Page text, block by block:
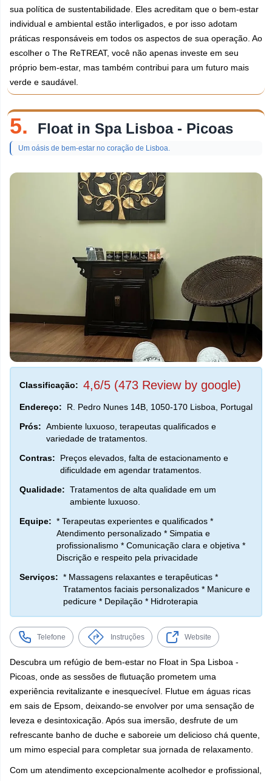
sua política de sustentabilidade. Eles acreditam que o bem-estar
individual e ambiental estão interligados, e por isso adotam
práticas responsáveis em todos os aspectos de sua operação. Ao
escolher o The ReTREAT, você não apenas investe em seu
próprio bem-estar, mas também contribui para um futuro mais
verde e saudável.
5. Float in Spa Lisboa - Picoas
Um oásis de bem-estar no coração de Lisboa.
Classificação: 4,6/5 (473 Review by google)
Endereço:
R. Pedro Nunes 14B, 1050-170 Lisboa, Portugal
Prós: Ambiente luxuoso, terapeutas qualificados e
variedade de tratamentos.
Contras:
Preços elevados, falta de estacionamento e
dificuldade em agendar tratamentos.
Qualidade: Tratamentos de alta qualidade em um
ambiente luxuoso.
Equipe: * Terapeutas experientes e qualificados *
Atendimento personalizado * Simpatia e
profissionalismo * Comunicação clara e objetiva *
Discrição e respeito pela privacidade
Serviços: * Massagens relaxantes e terapêuticas *
Tratamentos faciais personalizados * Manicure e
pedicure * Depilação * Hidroterapia
Telefone Instruções Website
Descubra um refúgio de bem-estar no Float in Spa Lisboa -
Picoas, onde as sessões de flutuação prometem uma
experiência revitalizante e inesquecível. Flutue em águas ricas
em sais de Epsom, deixando-se envolver por uma sensação de
leveza e desintoxicação. Após sua imersão, desfrute de um
refrescante banho de duche e saboreie um delicioso chá quente,
um mimo especial para completar sua jornada de relaxamento.
Com um atendimento excepcionalmente acolhedor e profissional,